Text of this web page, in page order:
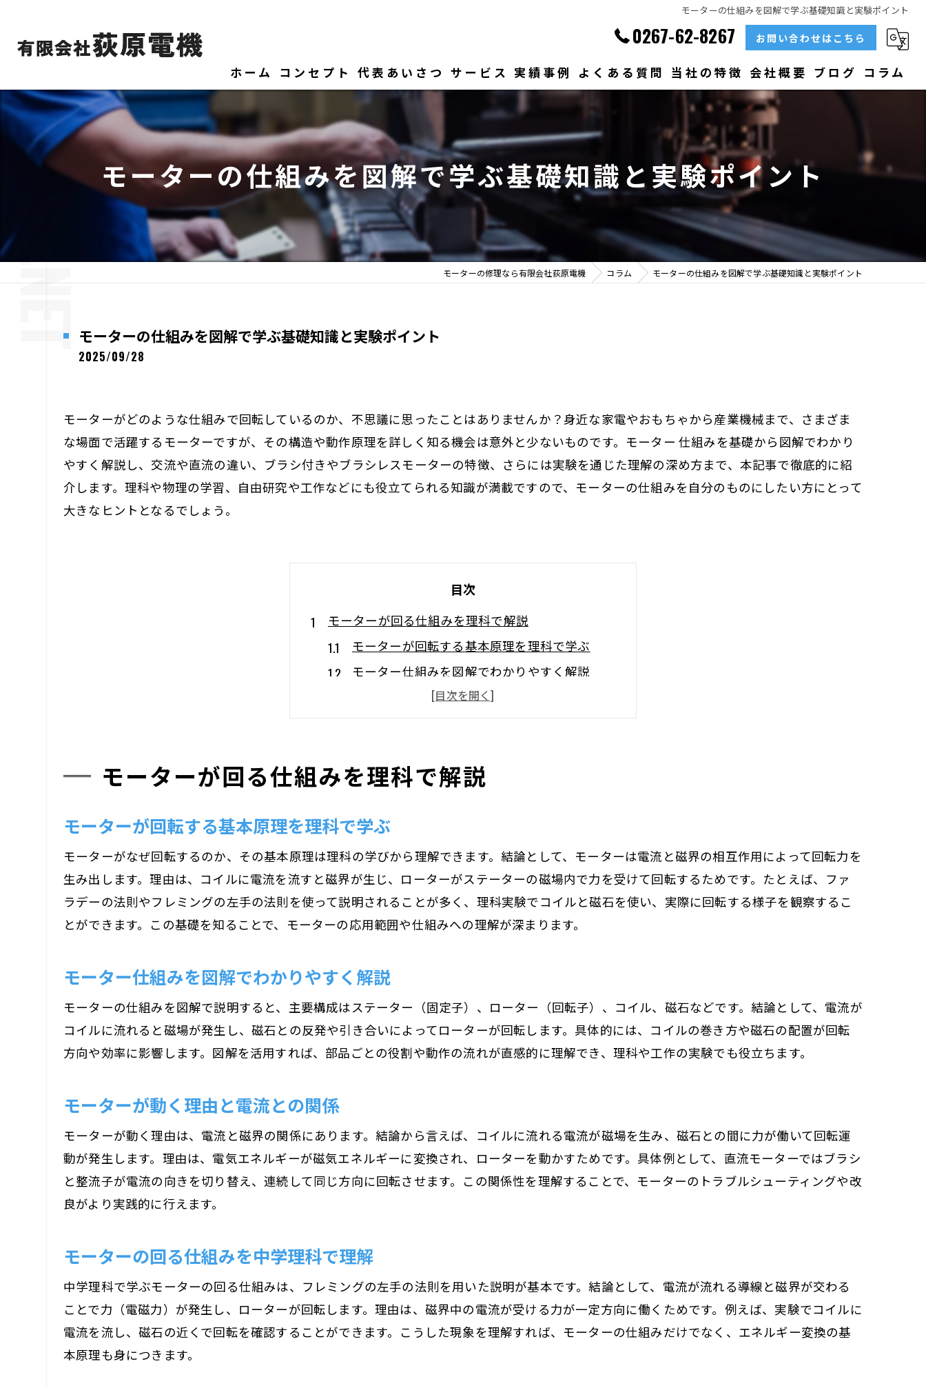
モーターの仕組みを図解で学ぶ基礎知識と実験ポイント
0267-62-8267 お問い合わせはこちら
ホーム コンセプト 代表あいさつ サービス 実績事例 よくある質問 当社の特徴
ベアリング
大型
メンテナンス
販売
会社概要 ブログ コラム
モーターの仕組みを図解で学ぶ基礎知識と実験ポイント
モーターの修理なら有限会社荻原電機 コラム モーターの仕組みを図解で学ぶ基礎知識と実験ポイント
モーターの仕組みを図解で学ぶ基礎知識と実験ポイント
2025/09/28
モーターがどのような仕組みで回転しているのか、不思議に思ったことはありませんか？身近な家電やおもちゃから産業機械まで、さまざま
な場面で活躍するモーターですが、その構造や動作原理を詳しく知る機会は意外と少ないものです。モーター 仕組みを基礎から図解でわかり
やすく解説し、交流や直流の違い、ブラシ付きやブラシレスモーターの特徴、さらには実験を通じた理解の深め方まで、本記事で徹底的に紹
介します。理科や物理の学習、自由研究や工作などにも役立てられる知識が満載ですので、モーターの仕組みを自分のものにしたい方にとって
大きなヒントとなるでしょう。
目次
モーターが回る仕組みを理科で解説
モーターが回転する基本原理を理科で学ぶ
モーター仕組みを図解でわかりやすく解説
モーターが動く理由と電流との関係
モーターの回る仕組みを中学理科で理解
図解で学ぶモーター構造と基本原理
モーター仕組みを図で学ぶメリットとポイント
コイルや磁石がモーター構造に与える役割
理科で使うモーター仕組み図解のコツ
モーター仕組み中学教材に使える図解例
交流と直流モーターの違いを理解しよう
交流モーターと直流モーターの仕組み比較
モーターが交流直流で動く仕組みの基礎
交流モーター仕組みと直流モーターの特徴
モーター動作原理から見る電源種類の影響
ブラシ付きとブラシレスモーターの違い
モーター仕組みで理解するブラシレスの利点
理科実験で使うブラシレスモーターの特徴
モーター仕組みを理科実験で体感しよう
モーターが回る仕組みを実験で理解する方法
動作原理を実験で知るモーター仕組みの魅力
モーター仕組み実験で学ぶ磁石とコイルの役割
モーターが回る仕組みを理科で解説
モーターが回転する基本原理を理科で学ぶ
モーターがなぜ回転するのか、その基本原理は理科の学びから理解できます。結論として、モーターは電流と磁界の相互作用によって回転力を
生み出します。理由は、コイルに電流を流すと磁界が生じ、ローターがステーターの磁場内で力を受けて回転するためです。たとえば、ファ
ラデーの法則やフレミングの左手の法則を使って説明されることが多く、理科実験でコイルと磁石を使い、実際に回転する様子を観察するこ
とができます。この基礎を知ることで、モーターの応用範囲や仕組みへの理解が深まります。
モーター仕組みを図解でわかりやすく解説
モーターの仕組みを図解で説明すると、主要構成はステーター（固定子）、ローター（回転子）、コイル、磁石などです。結論として、電流が
コイルに流れると磁場が発生し、磁石との反発や引き合いによってローターが回転します。具体的には、コイルの巻き方や磁石の配置が回転
方向や効率に影響します。図解を活用すれば、部品ごとの役割や動作の流れが直感的に理解でき、理科や工作の実験でも役立ちます。
モーターが動く理由と電流との関係
モーターが動く理由は、電流と磁界の関係にあります。結論から言えば、コイルに流れる電流が磁場を生み、磁石との間に力が働いて回転運
動が発生します。理由は、電気エネルギーが磁気エネルギーに変換され、ローターを動かすためです。具体例として、直流モーターではブラシ
と整流子が電流の向きを切り替え、連続して同じ方向に回転させます。この関係性を理解することで、モーターのトラブルシューティングや改
良がより実践的に行えます。
モーターの回る仕組みを中学理科で理解
中学理科で学ぶモーターの回る仕組みは、フレミングの左手の法則を用いた説明が基本です。結論として、電流が流れる導線と磁界が交わる
ことで力（電磁力）が発生し、ローターが回転します。理由は、磁界中の電流が受ける力が一定方向に働くためです。例えば、実験でコイルに
電流を流し、磁石の近くで回転を確認することができます。こうした現象を理解すれば、モーターの仕組みだけでなく、エネルギー変換の基
本原理も身につきます。